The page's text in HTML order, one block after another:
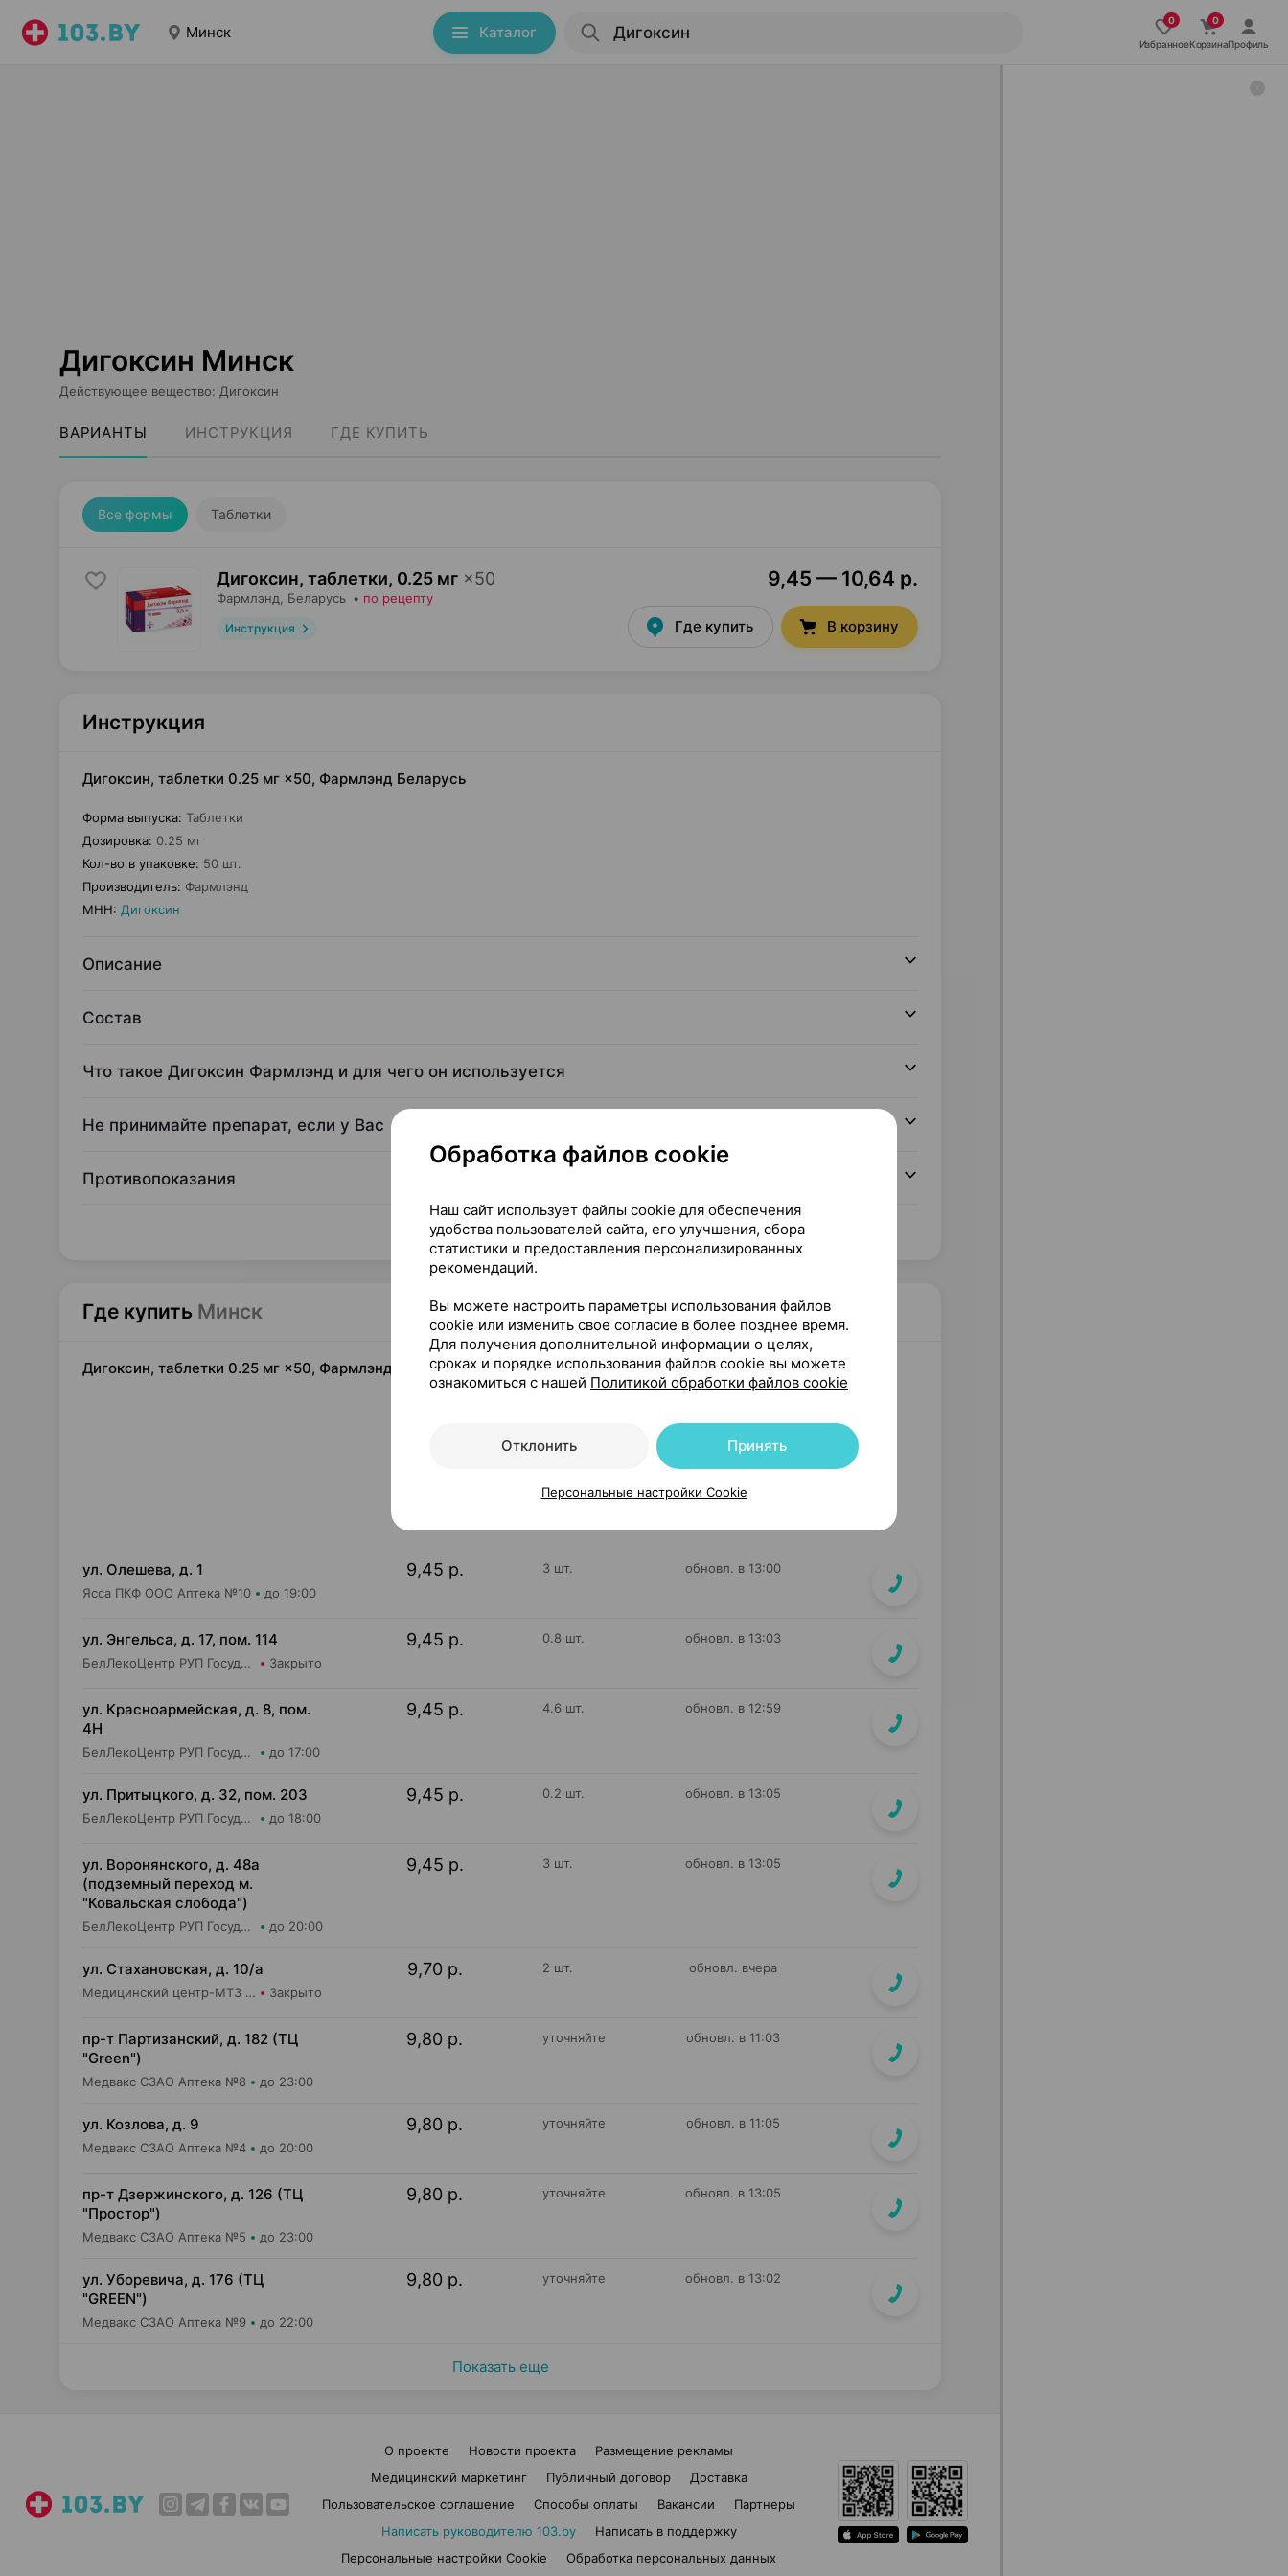
Минск Каталог
ИзбранноеКорзинаПрофиль
Дигоксин Минск
Действующее вещество: Дигоксин
ВАРИАНТЫ ИНСТРУКЦИЯ ГДЕ КУПИТЬ
Все формы Таблетки
Дигоксин, таблетки, 0.25 мг ×50
Фармлэнд , Беларусь • по рецепту
Инструкция
9,45 — 10,64 р.
Где купить В корзину
Инструкция
Дигоксин, таблетки 0.25 мг ×50, Фармлэнд Беларусь
Форма выпуска: Таблетки
Дозировка: 0.25 мг
Кол-во в упаковке: 50 шт.
Производитель: Фармлэнд
МНН: Дигоксин
Описание
Состав
Что такое Дигоксин Фармлэнд и для чего он используется
Не принимайте препарат, если у Вас
Противопоказания
Читать полностью
Где купить Минск
Дигоксин, таблетки 0.25 мг ×50, Фармлэнд Беларусь
224
ул. Олешева, д. 1
Ясса ПКФ ООО Аптека №10 до 19:00
9,45 р. 3 шт. обновл. в 13:00
ул. Энгельса, д. 17, пом. 114
БелЛекоЦентр РУП Государственная аптека №26 Закрыто
9,45 р. 0.8 шт. обновл. в 13:03
ул. Красноармейская, д. 8, пом.
4Н
БелЛекоЦентр РУП Государственная аптека №12 до 17:00
9,45 р. 4.6 шт. обновл. в 12:59
ул. Притыцкого, д. 32, пом. 203
БелЛекоЦентр РУП Государственная аптека №40 до 18:00
9,45 р. 0.2 шт. обновл. в 13:05
ул. Воронянского, д. 48а
(подземный переход м.
"Ковальская слобода")
БелЛекоЦентр РУП Государственная аптека №35 до 20:00
9,45 р. 3 шт. обновл. в 13:05
ул. Стахановская, д. 10/а
Медицинский центр-МТЗ ГУ Аптека Закрыто
9,70 р. 2 шт. обновл. вчера
пр-т Партизанский, д. 182 (ТЦ
"Green")
Медвакс СЗАО Аптека №8 до 23:00
9,80 р. уточняйте обновл. в 11:03
ул. Козлова, д. 9
Медвакс СЗАО Аптека №4 до 20:00
9,80 р. уточняйте обновл. в 11:05
пр-т Дзержинского, д. 126 (ТЦ
"Простор")
Медвакс СЗАО Аптека №5 до 23:00
9,80 р. уточняйте обновл. в 13:05
ул. Уборевича, д. 176 (ТЦ
"GREEN")
Медвакс СЗАО Аптека №9 до 22:00
9,80 р. уточняйте обновл. в 13:02
Показать еще
О проекте Новости проекта
Размещение рекламы
Медицинский маркетинг
Публичный договор
Доставка
Пользовательское соглашение
Способы оплаты Вакансии
Партнеры
Написать руководителю 103.by
Написать в поддержку
Персональные настройки Cookie
Обработка персональных данных
Обработка файлов cookie
Наш сайт использует файлы cookie для обеспечения
удобства пользователей сайта, его улучшения, сбора
статистики и предоставления персонализированных
рекомендаций.
Вы можете настроить параметры использования файлов
cookie или изменить свое согласие в более позднее время.
Для получения дополнительной информации о целях,
сроках и порядке использования файлов cookie вы можете
ознакомиться с нашей Политикой обработки файлов cookie
Отклонить Принять
Персональные настройки Cookie